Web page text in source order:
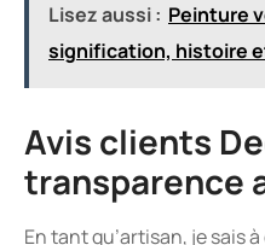
Lisez aussi : Peinture
signification, histoire
Avis clients
transparence
En tant qu’artisan, je sais